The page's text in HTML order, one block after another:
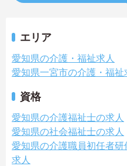
エリア
愛知県の介護・福祉求人
愛知県一宮市の介護・福祉
資格
愛知県の介護福祉士の求人
愛知県の社会福祉士の求人
愛知県の介護職員初任者
求人